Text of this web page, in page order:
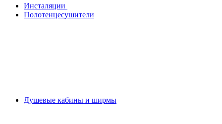
Инсталяции
Полотенцесушители
Душевые кабины и ширмы